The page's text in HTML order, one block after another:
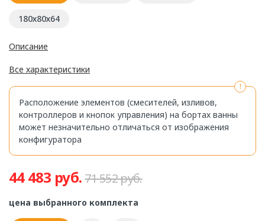
180х80х64
Описание
Все характеристики
Расположение элементов (смесителей, изливов,
контроллеров и кнопок управления) на бортах ванны
может незначительно отличаться от изображения
конфигуратора
44 483 руб.71 552 руб.
цена выбранного комплекта